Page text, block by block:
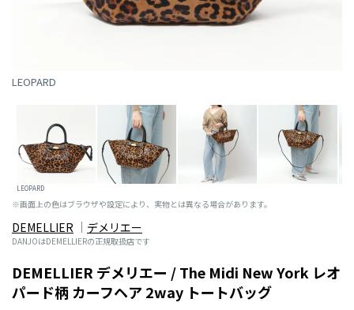
LEOPARD
LEOPARD
※画面上の色はブラウザや設定により、実物とは異なる場合があります。
DEMELLIER デメリエー
DANJOはDEMELLIERの正規取扱店です
DEMELLIER デメリエー / The Midi New York レオ
パード柄 カーフヘア 2way トートバッグ